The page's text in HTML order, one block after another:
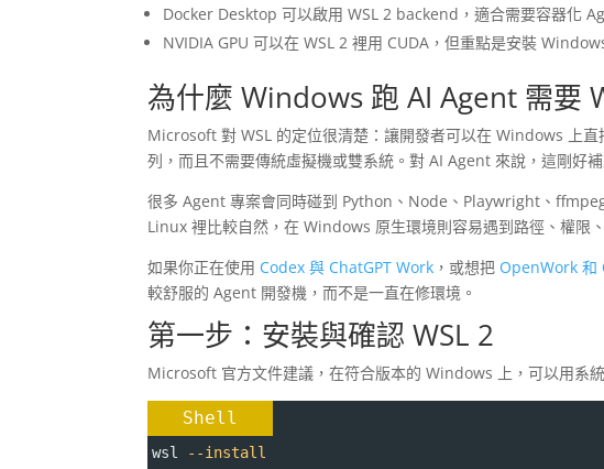
Docker Desktop 可以啟用 WSL 2 backend，適合需要容器化
NVIDIA GPU 可以在 WSL 2 裡用 CUDA，但重點是安裝
為什麼 Windows 跑 AI Agent 需要
Microsoft 對 WSL 的定位很清楚：讓開發者可以在 Windows 上
列，而且不需要傳統虛擬機或雙系統。對 AI Agent 來說，這剛好
很多 Agent 專案會同時碰到 Python、Node、Playwright、
Linux 裡比較自然，在 Windows 原生環境則容易遇到路徑、權限
如果你正在使用 Codex 與 ChatGPT Work ，或想把 OpenWork 和
較舒服的 Agent 開發機，而不是一直在修環境。
第一步：安裝與確認 WSL 2
Microsoft 官方文件建議，在符合版本的 Windows 上，可以用系
Shell
wsl --install